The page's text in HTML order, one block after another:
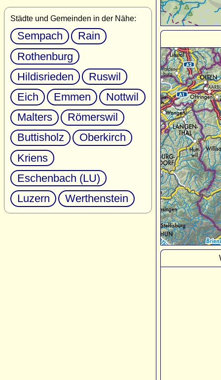
Städte und Gemeinden in der Nähe:
Sempach
Rain
Rothenburg
Hildisrieden
Ruswil
Eich
Emmen
Nottwil
Malters
Römerswil
Buttisholz
Oberkirch
Kriens
Eschenbach (LU)
Luzern
Werthenstein